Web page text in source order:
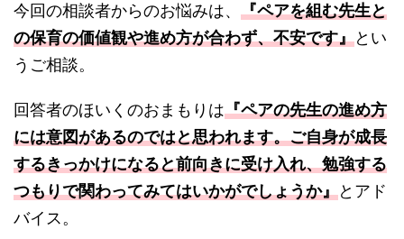
今回の相談者からのお悩みは、 『ペアを組む先生と
の保育の価値観や進め方が合わず、不安です』とい
うご相談。
回答者のほいくのおまもりは『ペアの先生の進め方
には意図があるのではと思われます。ご自身が成長
するきっかけになると前向きに受け入れ、勉強する
つもりで関わってみてはいかがでしょうか』とアド
バイス。